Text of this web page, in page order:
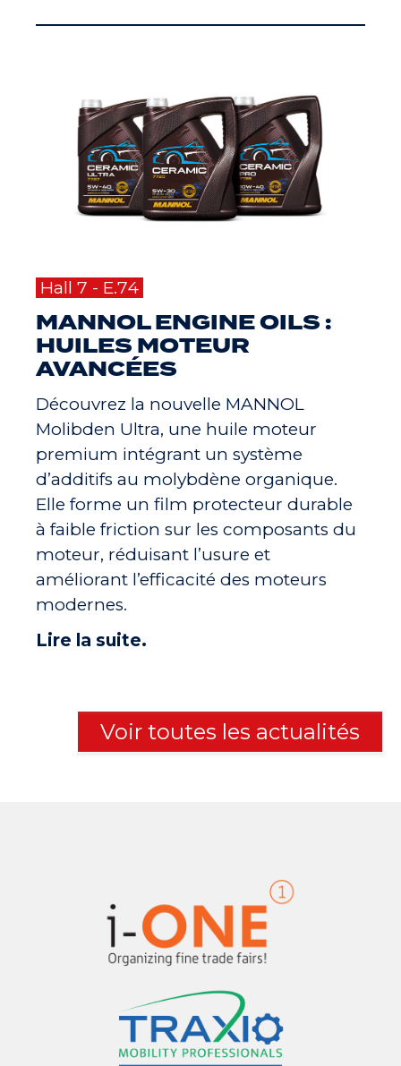
Hall 7 - E.74
MANNOL ENGINE OILS :
HUILES MOTEUR
AVANCÉES
Découvrez la nouvelle MANNOL
Molibden Ultra, une huile moteur
premium intégrant un système
d’additifs au molybdène organique.
Elle forme un film protecteur durable
à faible friction sur les composants du
moteur, réduisant l’usure et
améliorant l’efficacité des moteurs
modernes.
Lire la suite.
Voir toutes les actualités